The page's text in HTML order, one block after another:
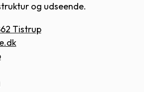
og udseende.
Tistrup